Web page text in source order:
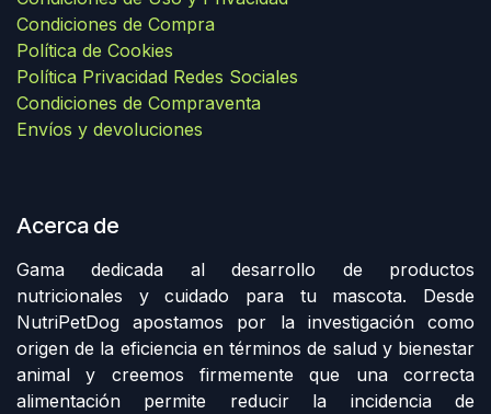
Condiciones de Compra
Política de Cookies
Política Privacidad Redes Sociales
Condiciones de Compraventa
Envíos y devoluciones
Acerca de
Gama dedicada al desarrollo de productos
nutricionales y cuidado para tu mascota. Desde
NutriPetDog apostamos por la investigación como
origen de la eficiencia en términos de salud y bienestar
animal y creemos firmemente que una correcta
alimentación permite reducir la incidencia de